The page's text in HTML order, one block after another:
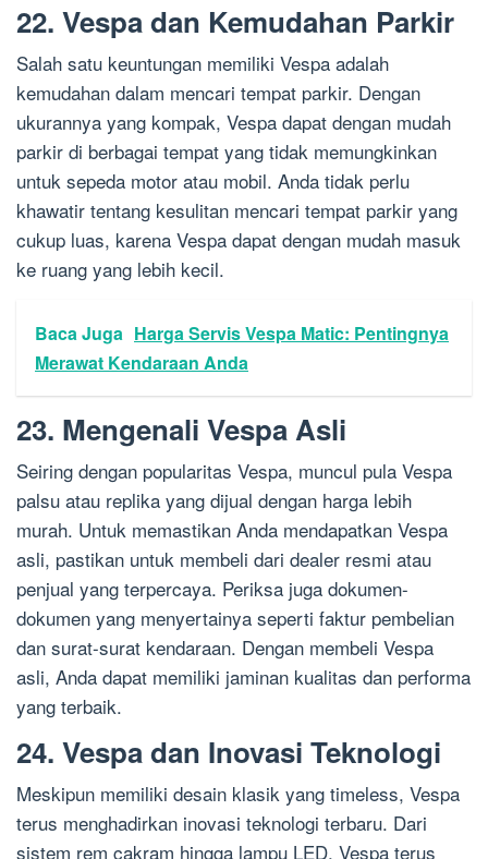
22. Vespa dan Kemudahan Parkir
Salah satu keuntungan memiliki Vespa adalah
kemudahan dalam mencari tempat parkir. Dengan
ukurannya yang kompak, Vespa dapat dengan mudah
parkir di berbagai tempat yang tidak memungkinkan
untuk sepeda motor atau mobil. Anda tidak perlu
khawatir tentang kesulitan mencari tempat parkir yang
cukup luas, karena Vespa dapat dengan mudah masuk
ke ruang yang lebih kecil.
Baca Juga Harga Servis Vespa Matic: Pentingnya
Merawat Kendaraan Anda
23. Mengenali Vespa Asli
Seiring dengan popularitas Vespa, muncul pula Vespa
palsu atau replika yang dijual dengan harga lebih
murah. Untuk memastikan Anda mendapatkan Vespa
asli, pastikan untuk membeli dari dealer resmi atau
penjual yang terpercaya. Periksa juga dokumen-
dokumen yang menyertainya seperti faktur pembelian
dan surat-surat kendaraan. Dengan membeli Vespa
asli, Anda dapat memiliki jaminan kualitas dan performa
yang terbaik.
24. Vespa dan Inovasi Teknologi
Meskipun memiliki desain klasik yang timeless, Vespa
terus menghadirkan inovasi teknologi terbaru. Dari
sistem rem cakram hingga lampu LED, Vespa terus